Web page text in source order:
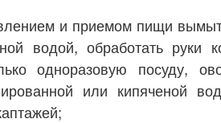
и приемом пищи
водой, обработать руки
одноразовую посуду,
или кипяченой